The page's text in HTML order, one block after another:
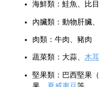
海鮮類：鮭魚、比
內臟類：動物肝臟
肉類：牛肉、豬肉
蔬菜類：大蒜、 木耳
堅果類：巴西堅果